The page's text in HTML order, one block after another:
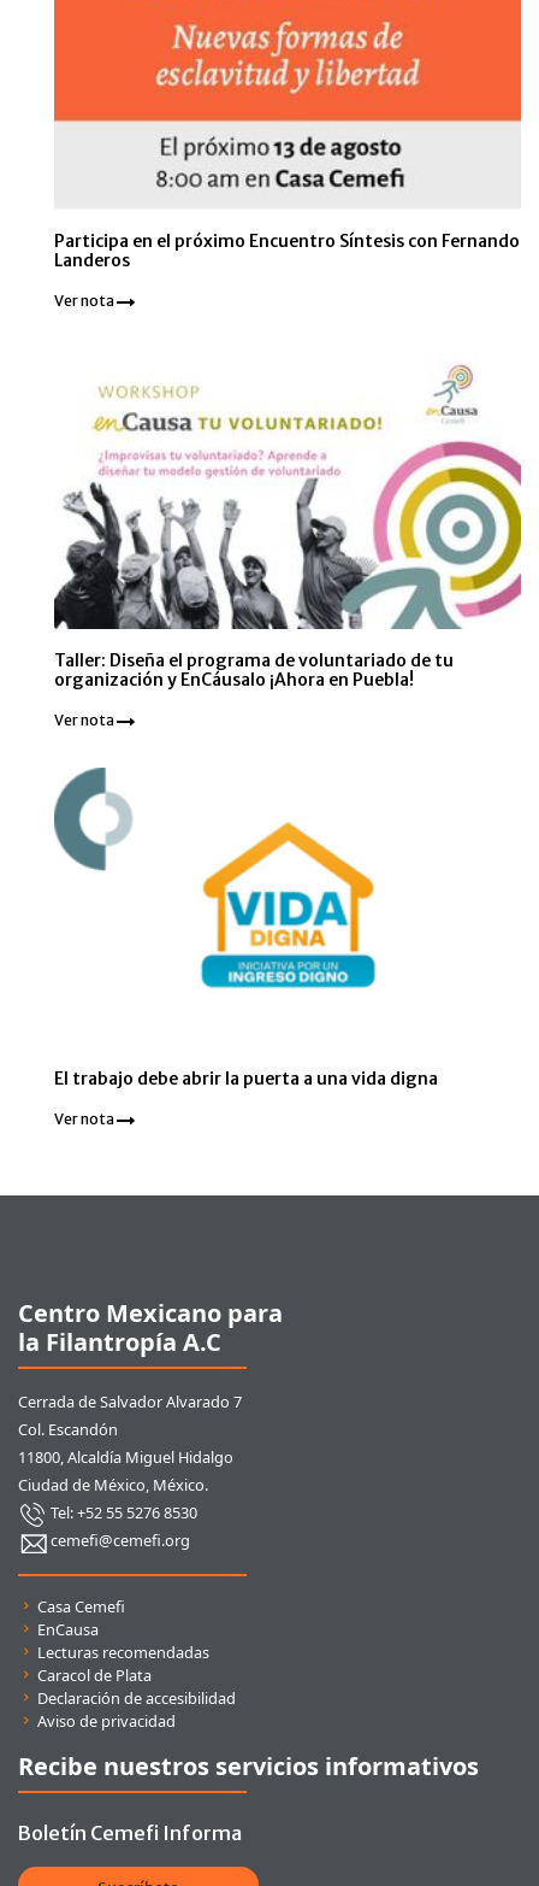
Participa en el próximo Encuentro Síntesis con Fernando
Landeros
Ver nota
Taller: Diseña el programa de voluntariado de tu
organización y EnCáusalo ¡Ahora en Puebla!
Ver nota
El trabajo debe abrir la puerta a una vida digna
Ver nota
Centro Mexicano para
la Filantropía A.C
Cerrada de Salvador Alvarado 7
Col. Escandón
11800, Alcaldía Miguel Hidalgo
Ciudad de México, México.
Tel: +52 55 5276 8530
cemefi@cemefi.org
Enlaces rápidos
Casa Cemefi
EnCausa
Lecturas recomendadas
Caracol de Plata
Declaración de accesibilidad
Aviso de privacidad
Recibe nuestros servicios informativos
Boletín Cemefi Informa